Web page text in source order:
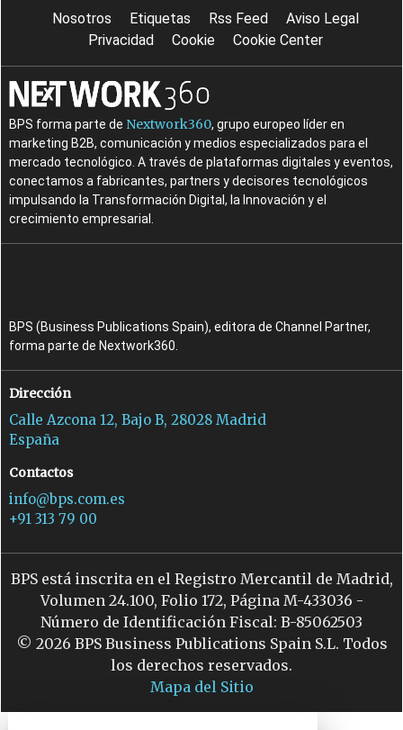
Nosotros Etiquetas Rss Feed
Aviso Legal
Privacidad
Cookie Cookie Center
BPS forma parte de Nextwork360, grupo europeo líder en
marketing B2B, comunicación y medios especializados para el
mercado tecnológico. A través de plataformas digitales y eventos,
conectamos a fabricantes, partners y decisores tecnológicos
impulsando la Transformación Digital, la Innovación y el
crecimiento empresarial.
BPS (Business Publications Spain), editora de Channel Partner,
forma parte de Nextwork360.
Dirección
Calle Azcona 12, Bajo B, 28028 Madrid
España
Contactos
info@bps.com.es
+91 313 79 00
BPS está inscrita en el Registro Mercantil de Madrid,
Volumen 24.100, Folio 172, Página M-433036 -
Número de Identificación Fiscal: B-85062503
© 2026 BPS Business Publications Spain S.L. Todos
los derechos reservados.
Mapa del Sitio